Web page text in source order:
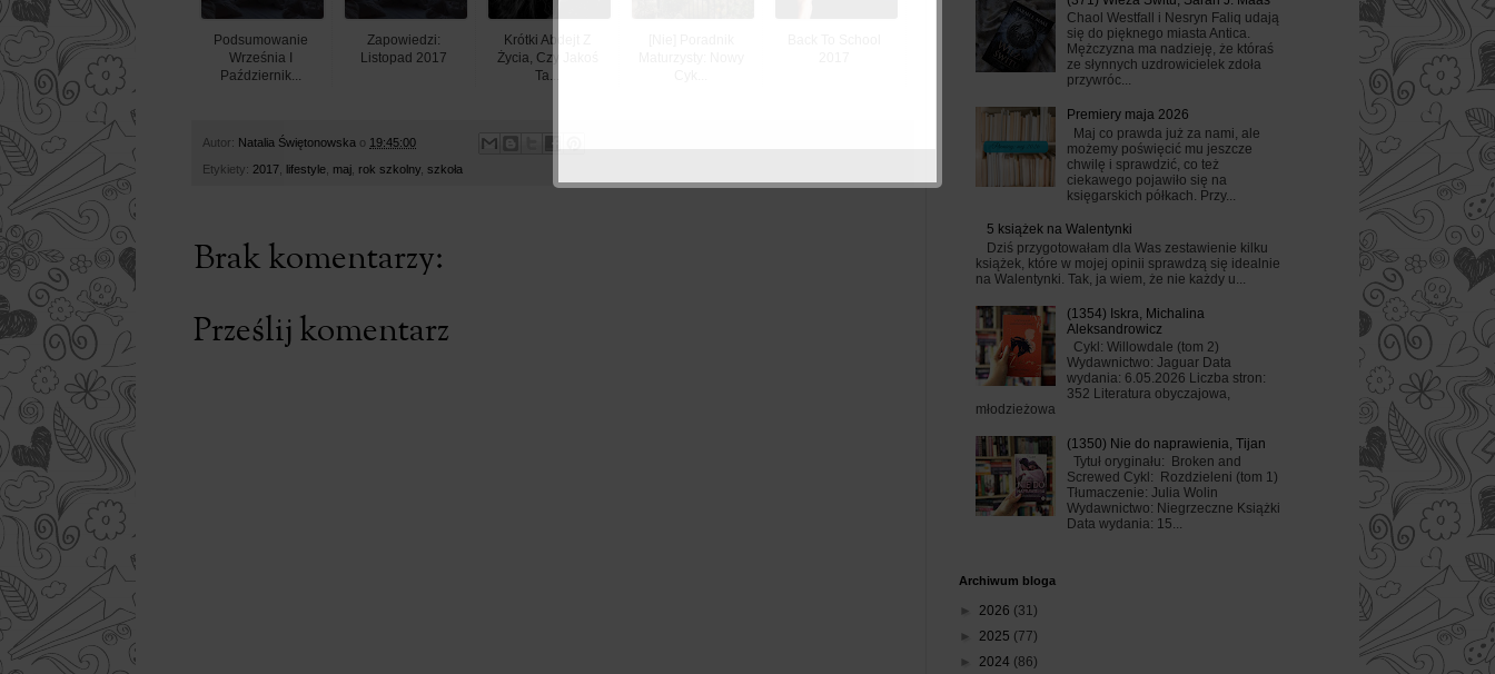
Podsumowanie
Września I
Październik...
Zapowiedzi:
Listopad 2017
Krótki Abdejt Z
Życia, Czy Jakoś
Ta...
Autor: Natalia Świętonowska o 19:45:00
Etykiety: 2017 lifestyle maj rok szkolny szkoła
Brak komentarzy:
Prześlij komentarz
Chaol Westfall i Nesryn Faliq udają
się do pięknego miasta Antica.
Mężczyzna ma nadzieję, że któraś
ze słynnych uzdrowicielek zdoła
przywróc...
Premiery maja 2026
Maj co prawda już za nami, ale
możemy poświęcić mu jeszcze
chwilę i sprawdzić, co też
ciekawego pojawiło się na
księgarskich półkach. Przy...
5 książek na Walentynki
Dziś przygotowałam dla Was zestawienie kilku
książek, które w mojej opinii sprawdzą się idealnie
na Walentynki. Tak, ja wiem, że nie każdy u...
(1354) Iskra, Michalina
Aleksandrowicz
Cykl: Willowdale (tom 2)
Wydawnictwo: Jaguar Data
wydania: 6.05.2026 Liczba stron:
352 Literatura obyczajowa,
młodzieżowa
(1350) Nie do naprawienia, Tijan
Tytuł oryginału: Broken and
Screwed Cykl: Rozdzieleni (tom 1)
Tłumaczenie: Julia Wolin
Wydawnictwo: Niegrzeczne Książki
Data wydania: 15...
Archiwum bloga
► 2026 (31)
► 2025 (77)
► 2024 (86)